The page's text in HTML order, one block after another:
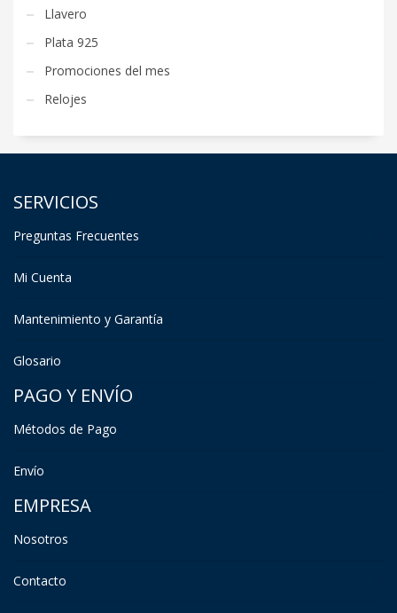
Llavero
Plata 925
Promociones del mes
Relojes
SERVICIOS
Preguntas Frecuentes
Mi Cuenta
Mantenimiento y Garantía
Glosario
PAGO Y ENVÍO
Métodos de Pago
Envío
EMPRESA
Nosotros
Contacto